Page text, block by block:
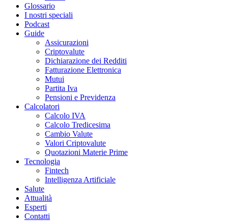
Glossario
I nostri speciali
Podcast
Guide
Assicurazioni
Criptovalute
Dichiarazione dei Redditi
Fatturazione Elettronica
Mutui
Partita Iva
Pensioni e Previdenza
Calcolatori
Calcolo IVA
Calcolo Tredicesima
Cambio Valute
Valori Criptovalute
Quotazioni Materie Prime
Tecnologia
Fintech
Intelligenza Artificiale
Salute
Attualità
Esperti
Contatti